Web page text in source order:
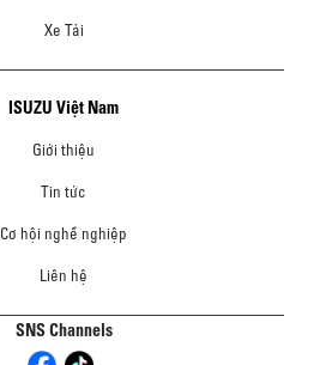
Xe Tải
ISUZU Việt Nam
Giới thiệu
Tin tức
Cơ hội nghề nghiệp
Liên hệ
SNS Channels